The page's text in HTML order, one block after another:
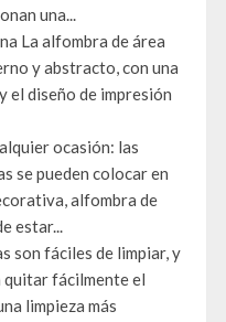
una...
La alfombra de área
y abstracto, con una
el diseño de impresión
ocasión: las
se pueden colocar en
alfombra de
estar...
son fáciles de limpiar, y
quitar fácilmente el
limpieza más